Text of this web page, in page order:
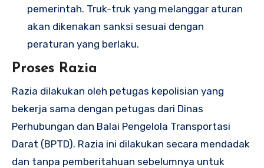
pemerintah. Truk-truk yang melanggar aturan
akan dikenakan sanksi sesuai dengan
peraturan yang berlaku.
Proses Razia
Razia dilakukan oleh petugas kepolisian yang
bekerja sama dengan petugas dari Dinas
Perhubungan dan Balai Pengelola Transportasi
Darat (BPTD). Razia ini dilakukan secara mendadak
dan tanpa pemberitahuan sebelumnya untuk